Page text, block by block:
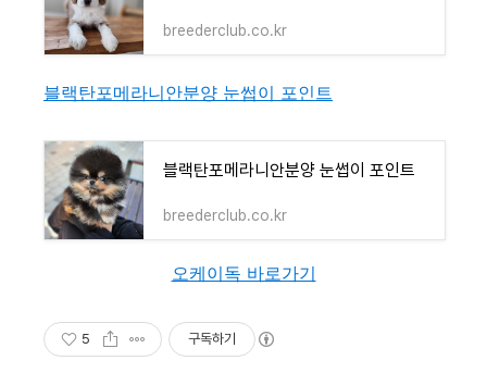
breederclub.co.kr
블랙탄포메라니안분양 눈썹이 포인트
블랙탄포메라니안분양 눈썹이 포인트
breederclub.co.kr
오케이독 바로가기
5 구독하기